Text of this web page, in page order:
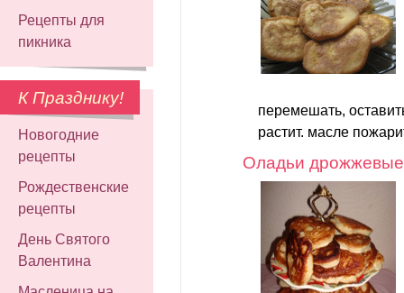
Рецепты для
пикника
К Празднику!
Новогодние
рецепты
Рождественские
рецепты
День Святого
Валентина
перемешать,
растит. масле
Оладьи дрожжевые